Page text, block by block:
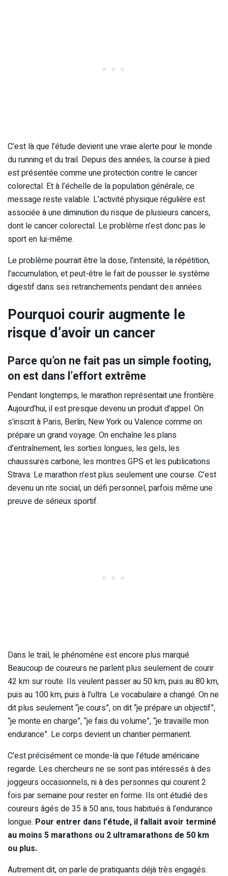
C’est là que l’étude devient une vraie alerte pour le monde
du running et du trail. Depuis des années, la course à pied
est présentée comme une protection contre le cancer
colorectal. Et à l’échelle de la population générale, ce
message reste valable. L’activité physique régulière est
associée à une diminution du risque de plusieurs cancers,
dont le cancer colorectal. Le problème n’est donc pas le
sport en lui-même.
Le problème pourrait être la dose, l’intensité, la répétition,
l’accumulation, et peut-être le fait de pousser le système
digestif dans ses retranchements pendant des années.
Pourquoi courir augmente le
risque d’avoir un cancer
Parce qu’on ne fait pas un simple footing,
on est dans l’effort extrême
Pendant longtemps, le marathon représentait une frontière.
Aujourd’hui, il est presque devenu un produit d’appel. On
s’inscrit à Paris, Berlin, New York ou Valence comme on
prépare un grand voyage. On enchaîne les plans
d’entraînement, les sorties longues, les gels, les
chaussures carbone, les montres GPS et les publications
Strava. Le marathon n’est plus seulement une course. C’est
devenu un rite social, un défi personnel, parfois même une
preuve de sérieux sportif.
Dans le trail, le phénomène est encore plus marqué.
Beaucoup de coureurs ne parlent plus seulement de courir
42 km sur route. Ils veulent passer au 50 km, puis au 80 km,
puis au 100 km, puis à l’ultra. Le vocabulaire a changé. On ne
dit plus seulement “je cours”, on dit “je prépare un objectif”,
“je monte en charge”, “je fais du volume”, “je travaille mon
endurance”. Le corps devient un chantier permanent.
C’est précisément ce monde-là que l’étude américaine
regarde. Les chercheurs ne se sont pas intéressés à des
joggeurs occasionnels, ni à des personnes qui courent 2
fois par semaine pour rester en forme. Ils ont étudié des
coureurs âgés de 35 à 50 ans, tous habitués à l’endurance
longue. Pour entrer dans l’étude, il fallait avoir terminé
au moins 5 marathons ou 2 ultramarathons de 50 km
ou plus.
Autrement dit, on parle de pratiquants déjà très engagés.